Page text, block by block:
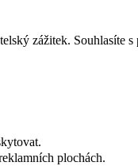
zážitek. Souhlasíte
plochách.